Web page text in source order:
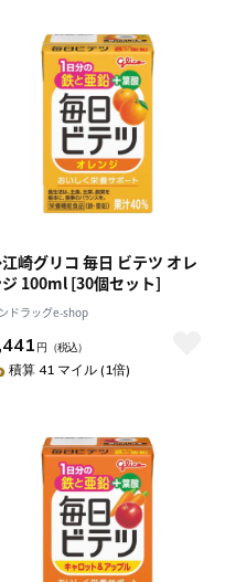
崎グリコ 毎日 ビテツ オレ
ジ 100ml [30個セット]
ドラッグe-shop
円 （税込）
積算 41 マイル (1倍)